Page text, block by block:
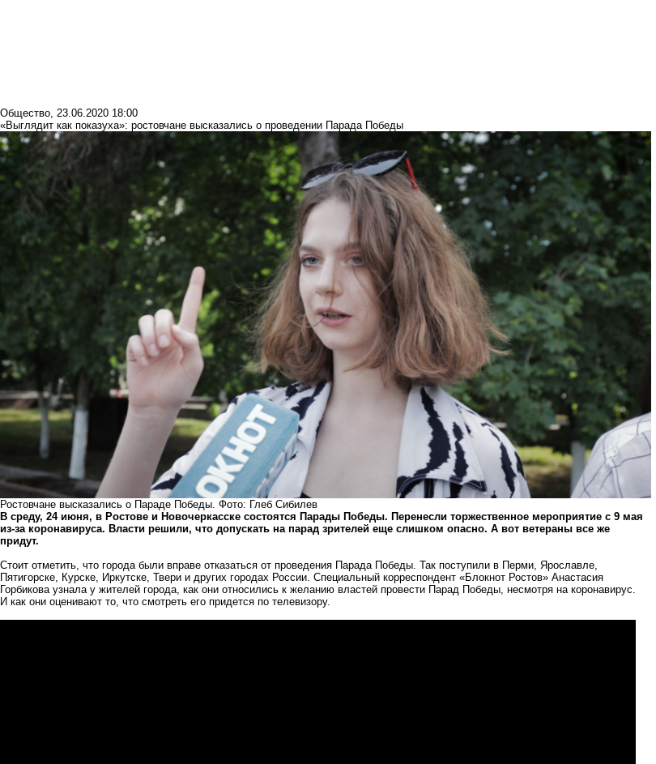
Общество, 23.06.2020 18:00
«Выглядит как показуха»: ростовчане высказались о проведении Парада Победы
Ростовчане высказались о Параде Победы. Фото: Глеб Сибилев
В среду, 24 июня, в Ростове и Новочеркасске состоятся Парады Победы. Перенесли торжественное мероприятие с 9 мая
из-за коронавируса. Власти решили, что допускать на парад зрителей еще слишком опасно. А вот ветераны все же
придут.
Стоит отметить, что города были вправе отказаться от проведения Парада Победы. Так поступили в Перми, Ярославле,
Пятигорске, Курске, Иркутске, Твери и других городах России. Специальный корреспондент «Блокнот Ростов» Анастасия
Горбикова узнала у жителей города, как они относились к желанию властей провести Парад Победы, несмотря на коронавирус.
И как они оценивают то, что смотреть его придется по телевизору.